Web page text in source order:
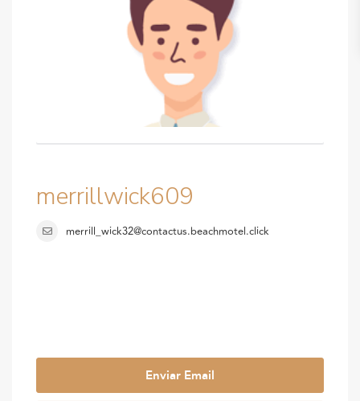
merrillwick609
merrill_wick32@contactus.beachmotel.click
Enviar Email